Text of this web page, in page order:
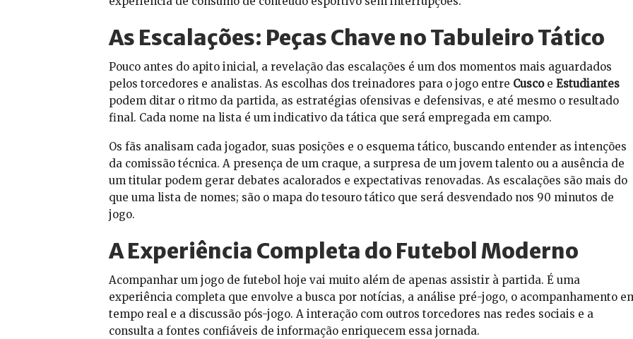
As Escalações: Peças Chave no Tabuleiro Tático
Pouco antes do apito inicial, a revelação das escalações é um dos momentos mais aguardados
pelos torcedores e analistas. As escolhas dos treinadores para o jogo entre Cuscoe Estudiantes
podem ditar o ritmo da partida, as estratégias ofensivas e defensivas, e até mesmo o resultado
final. Cada nome na lista é um indicativo da tática que será empregada em campo.
Os fãs analisam cada jogador, suas posições e o esquema tático, buscando entender as intenções
da comissão técnica. A presença de um craque, a surpresa de um jovem talento ou a ausência de
um titular podem gerar debates acalorados e expectativas renovadas. As escalações são mais do
que uma lista de nomes; são o mapa do tesouro tático que será desvendado nos 90 minutos de
jogo.
A Experiência Completa do Futebol Moderno
Acompanhar um jogo de futebol hoje vai muito além de apenas assistir à partida. É uma
experiência completa que envolve a busca por notícias, a análise pré-jogo, o acompanhamento
tempo real e a discussão pós-jogo. A interação com outros torcedores nas redes sociais e a
consulta a fontes confiáveis de informação enriquecem essa jornada.